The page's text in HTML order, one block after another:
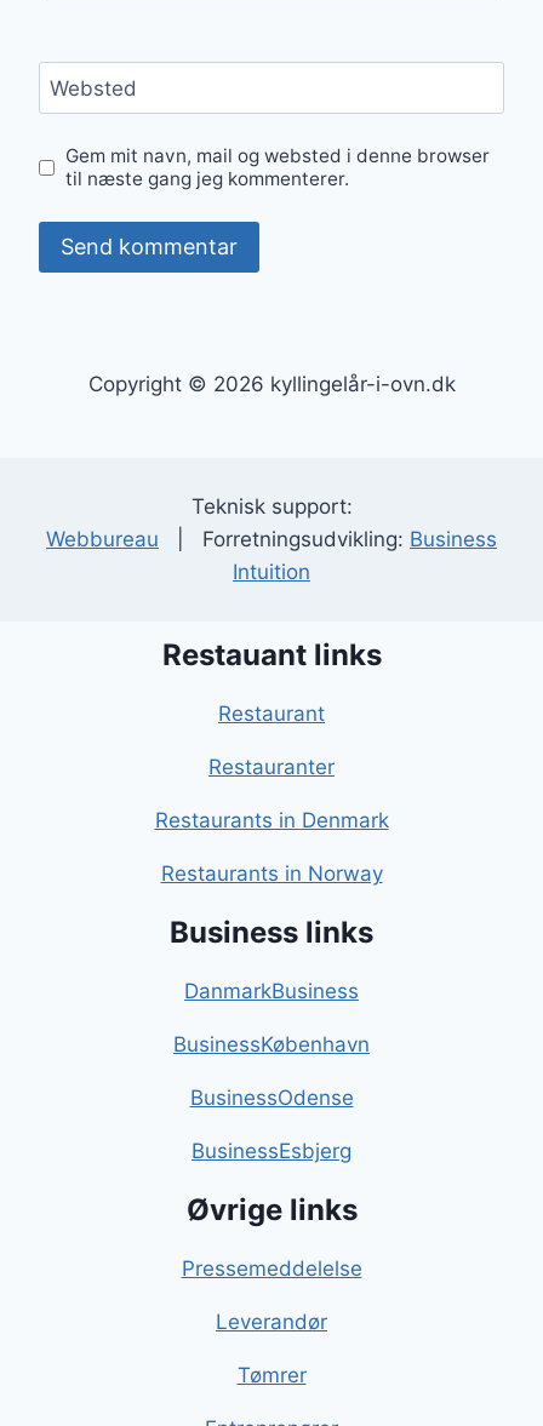
Websted
Gem mit navn, mail og websted i denne browser
til næste gang jeg kommenterer.
Copyright © 2026 kyllingelår-i-ovn.dk
Teknisk support:
Webbureau | Forretningsudvikling: Business
Intuition
Restauant links
Restaurant
Restauranter
Restaurants in Denmark
Restaurants in Norway
Business links
DanmarkBusiness
BusinessKøbenhavn
BusinessOdense
BusinessEsbjerg
Øvrige links
Pressemeddelelse
Leverandør
Tømrer